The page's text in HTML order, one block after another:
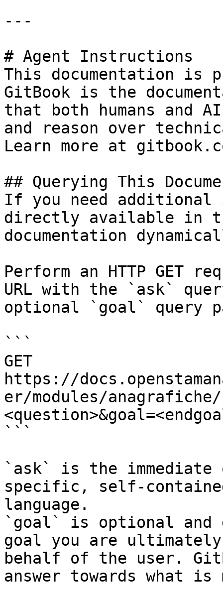
---
# Agent Instructions
This documentation is
GitBook is the
that both humans and
and reason over
Learn more at
## Querying This
If you need
directly available in
documentation
Perform an HTTP GET
URL with the `ask`
optional `goal` query
```
GET
https://
er/modules/
```
`ask` is the
specific, self-
language.
`goal` is optional and
goal you are
behalf of the user.
answer towards what